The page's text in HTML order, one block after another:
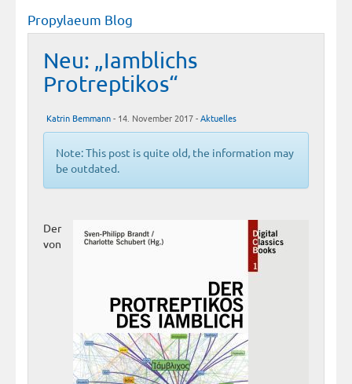
Propylaeum Blog
Neu: „Iamblichs
Protreptikos“
Katrin Bemmann- 14. November 2017 -Aktuelles
Note: This post is quite old, the information may
be outdated.
Der
von